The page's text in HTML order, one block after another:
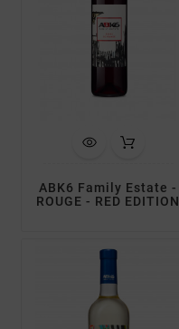
ABK6 Family Estate -
ROUGE - RED EDITION